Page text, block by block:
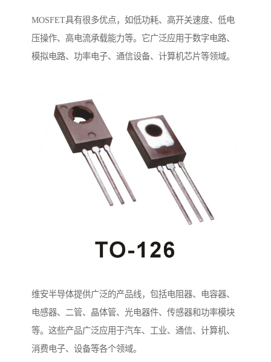
MOSFET具有很多优点，如低功耗、高开关速度、低电
压操作、高电流承载能力等。它广泛应用于数字电路、
模拟电路、功率电子、通信设备、计算机芯片等领域。
维安半导体提供广泛的产品线，包括电阻器、电容器、
电感器、二管、晶体管、光电器件、传感器和功率模块
等。这些产品广泛应用于汽车、工业、通信、计算机、
消费电子、设备等各个领域。